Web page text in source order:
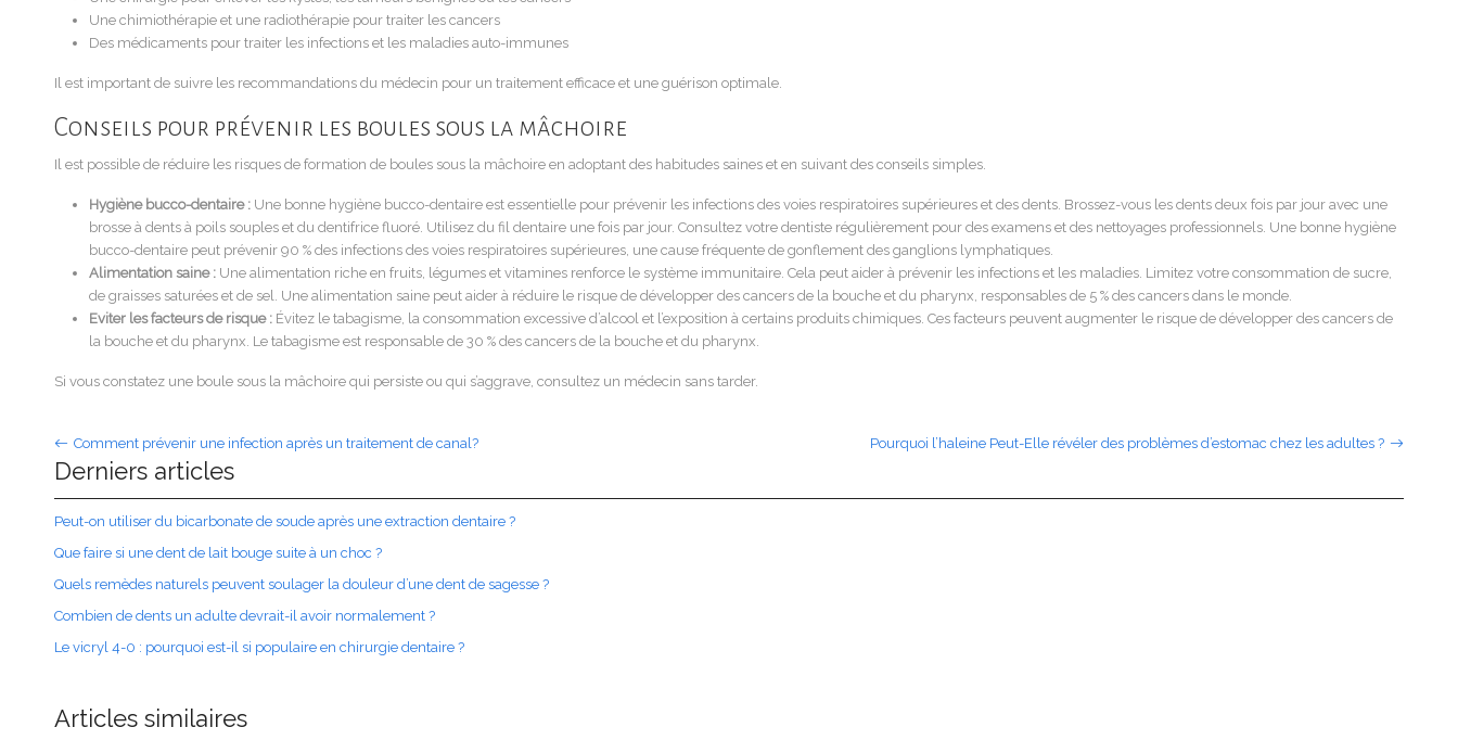
Une chimiothérapie et une radiothérapie pour traiter les cancers
Des médicaments pour traiter les infections et les maladies auto-immunes
Il est important de suivre les recommandations du médecin pour un traitement efficace et une guérison optimale.
Conseils pour prévenir les boules sous la mâchoire
Il est possible de réduire les risques de formation de boules sous la mâchoire en adoptant des habitudes saines et en suivant des conseils simples.
Hygiène bucco-dentaire : Une bonne hygiène bucco-dentaire est essentielle pour prévenir les infections des voies respiratoires supérieures et des dents. Brossez-vous les dents deux fois par jour avec une
brosse à dents à poils souples et du dentifrice fluoré. Utilisez du fil dentaire une fois par jour. Consultez votre dentiste régulièrement pour des examens et des nettoyages professionnels. Une bonne hygiène
bucco-dentaire peut prévenir 90 % des infections des voies respiratoires supérieures, une cause fréquente de gonflement des ganglions lymphatiques.
Alimentation saine : Une alimentation riche en fruits, légumes et vitamines renforce le système immunitaire. Cela peut aider à prévenir les infections et les maladies. Limitez votre consommation de sucre,
de graisses saturées et de sel. Une alimentation saine peut aider à réduire le risque de développer des cancers de la bouche et du pharynx, responsables de 5 % des cancers dans le monde.
Eviter les facteurs de risque : Évitez le tabagisme, la consommation excessive d’alcool et l’exposition à certains produits chimiques. Ces facteurs peuvent augmenter le risque de développer des cancers de
la bouche et du pharynx. Le tabagisme est responsable de 30 % des cancers de la bouche et du pharynx.
Si vous constatez une boule sous la mâchoire qui persiste ou qui s’aggrave, consultez un médecin sans tarder.
Comment prévenir une infection après un traitement de canal? Pourquoi l’haleine Peut-Elle révéler des problèmes d’estomac chez les adultes ?
Derniers articles
Peut-on utiliser du bicarbonate de soude après une extraction dentaire ?
Que faire si une dent de lait bouge suite à un choc ?
Quels remèdes naturels peuvent soulager la douleur d’une dent de sagesse ?
Combien de dents un adulte devrait-il avoir normalement ?
Le vicryl 4-0 : pourquoi est-il si populaire en chirurgie dentaire ?
Articles similaires